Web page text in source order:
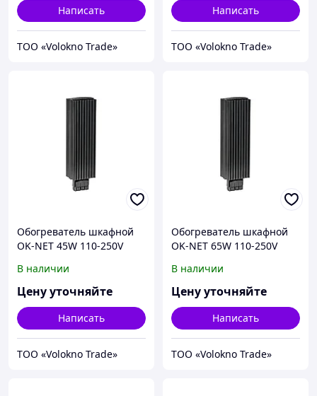
Написать
ТОО «Volokno Trade»
Написать
ТОО «Volokno Trade»
Обогреватель шкафной
OK-NET 45W 110-250V
В наличии
Цену уточняйте
Написать
ТОО «Volokno Trade»
Обогреватель шкафной
OK-NET 65W 110-250V
В наличии
Цену уточняйте
Написать
ТОО «Volokno Trade»